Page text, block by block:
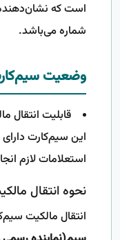
است که نشان‌دهنده
شماره می‌باشد.
وضعیت سیم‌کارت
قابلیت انتقال
این سیم‌کارت
استعلامات لازم
نحوه انتقال
انتقال مالکیت